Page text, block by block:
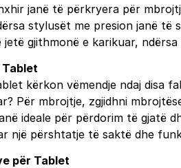
janë të përkryera për
stylusët me presion janë
jetë gjithmonë e karikuar,
Tablet
kërkon vëmendje ndaj disa
Për mbrojtje, zgjidhni
ideale për përdorim të gjatë
një përshtatje të saktë dhe
për Tablet